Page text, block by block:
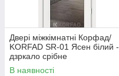
Двері міжкімнатні Корфад/
KORFAD SR-01 Ясен білий -
дзркало срібне
В наявності